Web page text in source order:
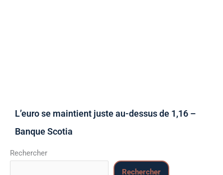
L’euro se maintient juste au-dessus de 1,16 –
Banque Scotia
Rechercher
Rechercher